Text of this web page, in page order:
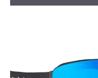
Skibrille Unisex